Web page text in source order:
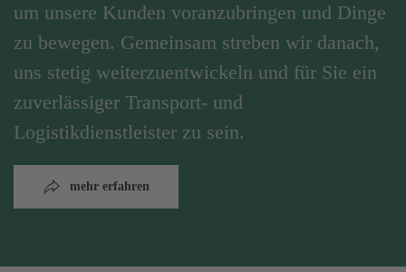
um unsere Kunden voranzubringen und Dinge
zu bewegen. Gemeinsam streben wir danach,
uns stetig weiterzuentwickeln und für Sie ein
zuverlässiger Transport- und
Logistikdienstleister zu sein.
mehr erfahren